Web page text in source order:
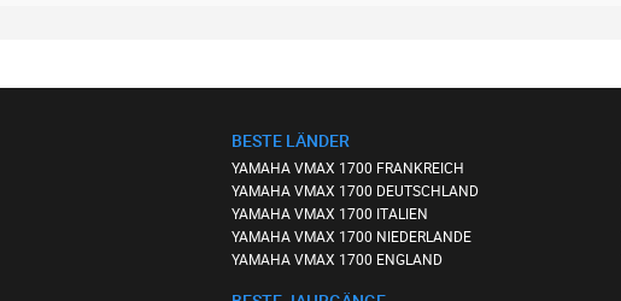
BESTE LÄNDER
YAMAHA VMAX 1700 FRANKREICH
YAMAHA VMAX 1700 DEUTSCHLAND
YAMAHA VMAX 1700 ITALIEN
YAMAHA VMAX 1700 NIEDERLANDE
YAMAHA VMAX 1700 ENGLAND